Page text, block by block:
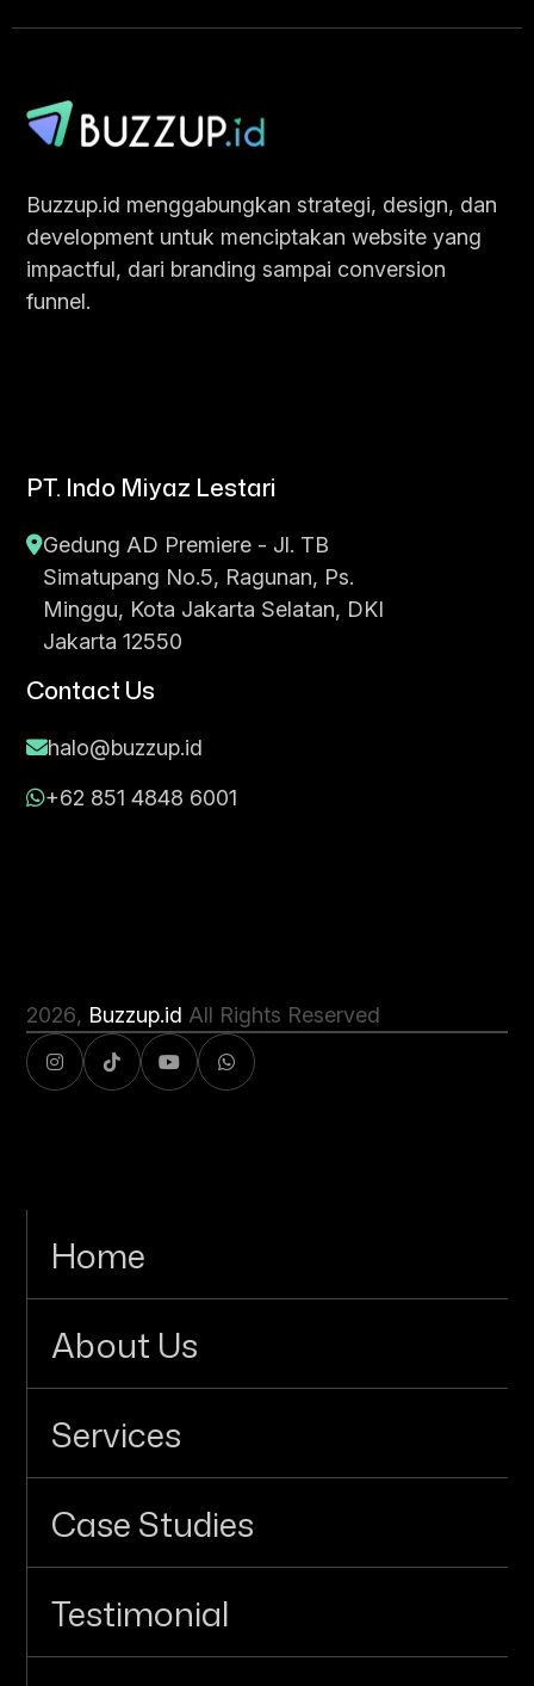
Chat Sekarang
Buzzup.id menggabungkan strategi, design, dan
development untuk menciptakan website yang
impactful, dari branding sampai conversion
funnel.
PT. Indo Miyaz Lestari
Gedung AD Premiere - Jl. TB
Simatupang No.5, Ragunan, Ps.
Minggu, Kota Jakarta Selatan, DKI
Jakarta 12550
Contact Us
halo@buzzup.id
+62 851 4848 6001
2026, Buzzup.id All Rights Reserved